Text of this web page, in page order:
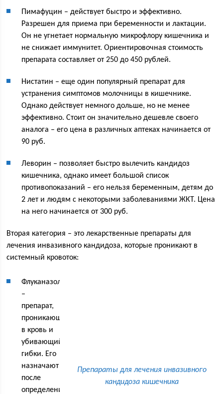
Пимафуцин – действует быстро и эффективно.
Разрешен для приема при беременности и лактации.
Он не угнетает нормальную микрофлору кишечника и
не снижает иммунитет. Ориентировочная стоимость
препарата составляет от 250 до 450 рублей.
Нистатин – еще один популярный препарат для
устранения симптомов молочницы в кишечнике.
Однако действует немного дольше, но не менее
эффективно. Стоит он значительно дешевле своего
аналога – его цена в различных аптеках начинается от
90 руб.
Леворин – позволяет быстро вылечить кандидоз
кишечника, однако имеет большой список
противопоказаний – его нельзя беременным, детям до
2 лет и людям с некоторыми заболеваниями ЖКТ. Цена
на него начинается от 300 руб.
Вторая категория – это лекарственные препараты для
лечения инвазивного кандидоза, которые проникают в
системный кровоток:
Препараты для лечения инвазивного
кандидоза кишечника
Флуканазол
–
препарат,
проникающий
в кровь и
убивающий
гибки. Его
назначают
после
определения